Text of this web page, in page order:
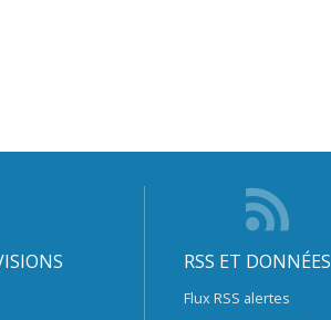
RSS ET DONNÉES
Flux RSS alertes